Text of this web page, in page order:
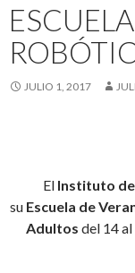
JULIO 1, 2017
ElInstituto de
su Escuela de
Adultos del 14